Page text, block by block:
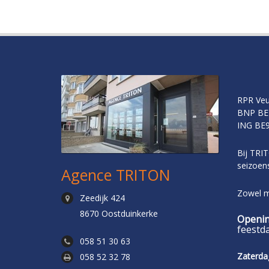
Agence TRITON
Zeedijk 424
8670 Oostduinkerke
058 51 30 63
058 52 32 78
RPR
BNP
ING
Bij
Zowel